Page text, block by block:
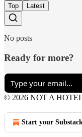
Top
Latest
No posts
Ready for more?
© 2026 NOT A
Start your